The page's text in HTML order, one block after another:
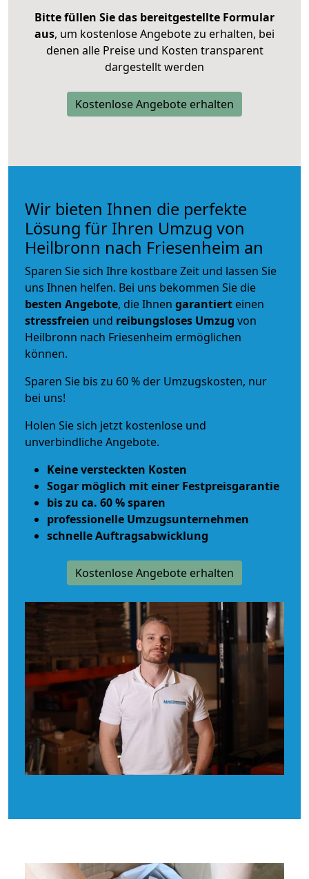
Bitte füllen Sie das bereitgestellte Formular
aus, um kostenlose Angebote zu erhalten, bei
denen alle Preise und Kosten transparent
dargestellt werden
Kostenlose Angebote erhalten
Wir bieten Ihnen die perfekte
Lösung für Ihren Umzug von
Heilbronn nach Friesenheim an
Sparen Sie sich Ihre kostbare Zeit und lassen Sie
uns Ihnen helfen. Bei uns bekommen Sie die
besten Angebote, die Ihnen garantiert einen
stressfreien und reibungsloses Umzug von
Heilbronn nach Friesenheim ermöglichen
können.
Sparen Sie bis zu 60 % der Umzugskosten, nur
bei uns!
Holen Sie sich jetzt kostenlose und
unverbindliche Angebote.
Keine versteckten Kosten
Sogar möglich mit einer Festpreisgarantie
bis zu ca. 60 % sparen
professionelle Umzugsunternehmen
schnelle Auftragsabwicklung
Kostenlose Angebote erhalten